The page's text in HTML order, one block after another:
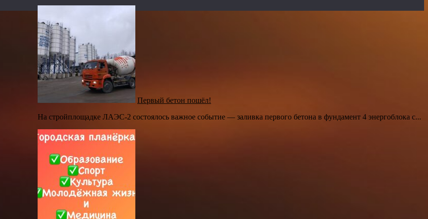
Первый бетон пошёл!
На стройплощадке ЛАЭС-2 состоялось важное событие — заливка первого бетона в фундамент 4 энергоблока с...